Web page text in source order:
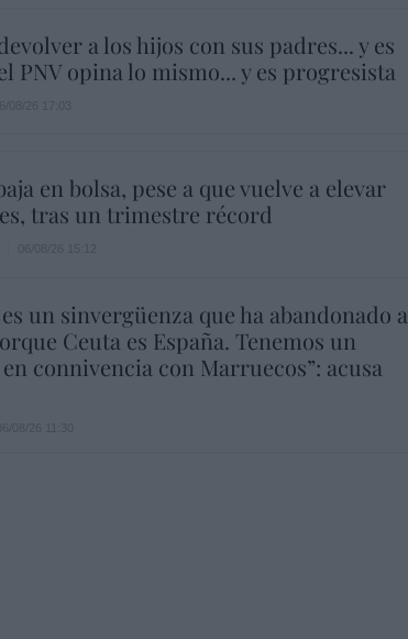
a los hijos con sus padres... y es
PNV opina lo mismo... y es progresista
en bolsa, pese a que vuelve a elevar
tras un trimestre récord
un sinvergüenza que ha abandonado a
Ceuta es España. Tenemos un
connivencia con Marruecos”: acusa